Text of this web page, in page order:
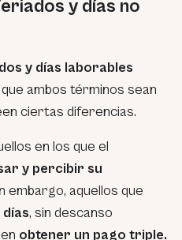
y días no
y días laborables
ambos términos sean
ciertas diferencias.
en los que el
y percibir su
embargo, aquellos que
, sin descanso
obtener un pago triple.